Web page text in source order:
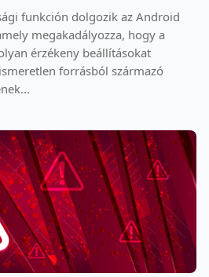
funkción dolgozik az Android
megakadályozza, hogy a
érzékeny beállításokat
forrásból származó